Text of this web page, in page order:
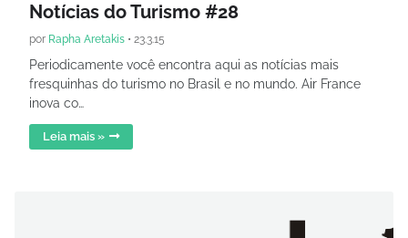
Notícias do Turismo #28
por Rapha Aretakis • 23.3.15
Periodicamente você encontra aqui as notícias mais
fresquinhas do turismo no Brasil e no mundo. Air France
inova co…
Leia mais »